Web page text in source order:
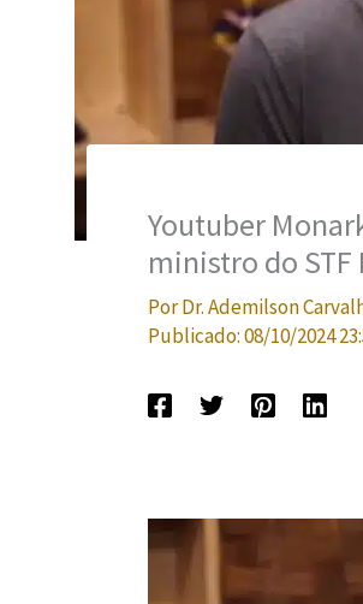
Youtuber
ministro do STF
PorDr. Ademilson
Publicado:08/10/2024